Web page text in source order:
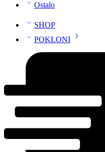
Ostalo
SHOP
POKLONI